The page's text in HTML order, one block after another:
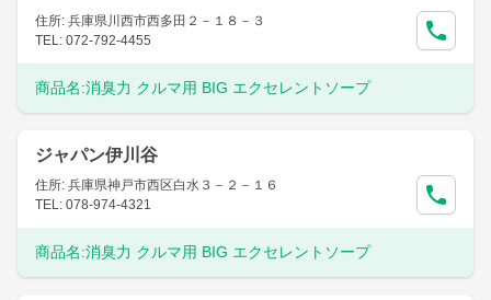
住所: 兵庫県川西市西多田２－１８－３
TEL: 072-792-4455
商品名:消臭力 クルマ用 BIG エクセレントソープ
ジャパン伊川谷
住所: 兵庫県神戸市西区白水３－２－１６
TEL: 078-974-4321
商品名:消臭力 クルマ用 BIG エクセレントソープ